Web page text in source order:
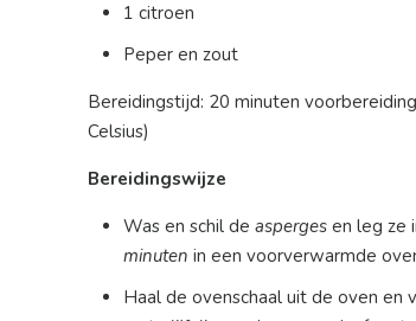
1 citroen
Peper en zout
Bereidingstijd: 20 minuten
Celsius)
Bereidingswijze
Was en schil de asperges en leg ze
minuten in een voorverwarmde
Haal de ovenschaal uit de oven en